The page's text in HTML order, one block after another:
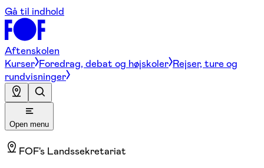
Gå til indhold
Aftenskolen
Kurser Foredrag, debat og højskoler Rejser, ture og
rundvisninger
Open menu
FOF's Landssekretariat